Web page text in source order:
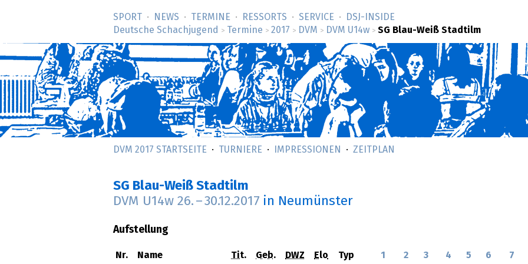
SPORT NEWS TERMINE RESSORTS SERVICE
DSJ-­INSIDE
Deutsche Schachjugend
> Termine > 2017 > DVM > DVM U14w > SG Blau-Weiß Stadtilm
DVM 2017 STARTSEITE TURNIERE IMPRESSIONEN ZEITPLAN
SG Blau-Weiß Stadtilm
DVM U14w 26. –30.12.2017 in Neumünster
Aufstellung
Nr. Name Tit. Geb. DWZ Elo Typ 1 2 3 4 5 6 7